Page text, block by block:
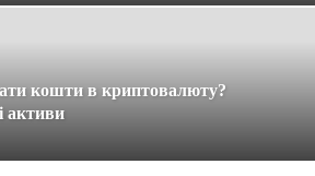
кошти в криптовалюту?
активи